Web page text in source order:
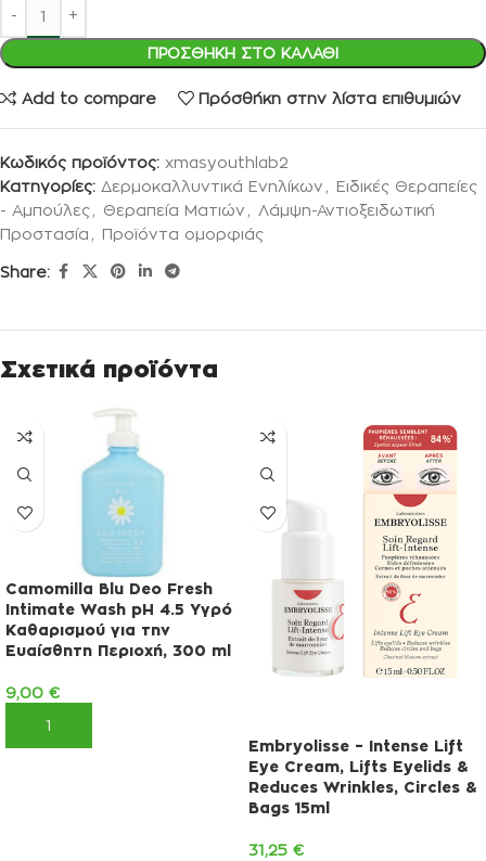
ΠΡΟΣΘΉΚΗ ΣΤΟ ΚΑΛΆΘΙ
Add to compare Πρόσθήκη στην λίστα επιθυμιών
Κωδικός προϊόντος: xmasyouthlab2
Κατηγορίες: Δερμοκαλλυντικά Ενηλίκων , Ειδικές Θεραπείες
- Αμπούλες , Θεραπεία Ματιών , Λάμψη-Αντιοξειδωτική
Προστασία , Προϊόντα ομορφιάς
Share:
Σχετικά προϊόντα
Camomilla Blu Deo Fresh
Intimate Wash pH 4.5 Υγρό
Καθαρισμού για την
Ευαίσθητη Περιοχή, 300 ml
9,00 €
ΠΡΟΣΘΉΚΗ ΣΤΟ ΚΑΛΆΘΙ
Embryolisse – Intense Lift
Eye Cream, Lifts Eyelids &
Reduces Wrinkles, Circles &
Bags 15ml
31,25 €